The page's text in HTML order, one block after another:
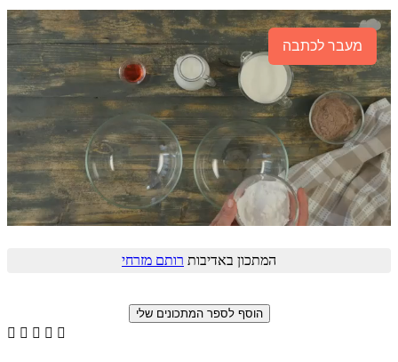
מעבר לכתבה
המתכון באדיבות רותם מזרחי
    